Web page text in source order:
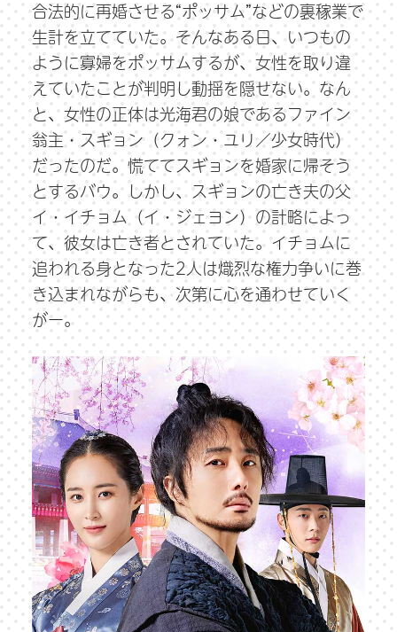
合法的に再婚させる“ポッサム”などの裏稼業で
生計を立てていた。そんなある日、いつもの
ように寡婦をポッサムするが、女性を取り違
えていたことが判明し動揺を隠せない。なん
と、女性の正体は光海君の娘であるファイン
翁主・スギョン（クォン・ユリ／少女時代）
だったのだ。慌ててスギョンを婚家に帰そう
とするバウ。しかし、スギョンの亡き夫の父
イ・イチョム（イ・ジェヨン）の計略によっ
て、彼女は亡き者とされていた。イチョムに
追われる身となった2人は熾烈な権力争いに巻
き込まれながらも、次第に心を通わせていく
がー。